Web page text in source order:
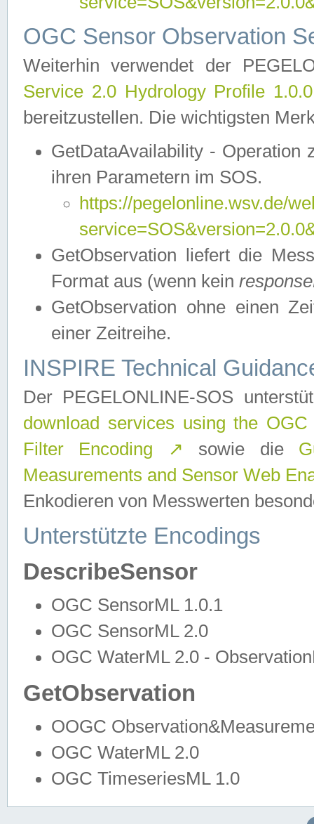
OGC Sensor Observation
Weiterhin verwendet der
Service 2.0 Hydrology Profile
bereitzustellen. Die wichtigsten
GetDataAvailability - Operation
ihren Parametern im SOS.
https://pegelonline.wsv.de/
GetObservation liefert die
Format aus (wenn kein
GetObservation ohne einen
einer Zeitreihe.
INSPIRE Technical
Der PEGELONLINE-SOS
download services using the
Filter Encoding
↗ sowie die
Measurements and Sensor Web
Enkodieren von Messwerten
Unterstützte Encodings
DescribeSensor
OGC SensorML 1.0.1
OGC SensorML 2.0
OGC WaterML 2.0 -
GetObservation
OOGC
OGC WaterML 2.0
OGC TimeseriesML 1.0